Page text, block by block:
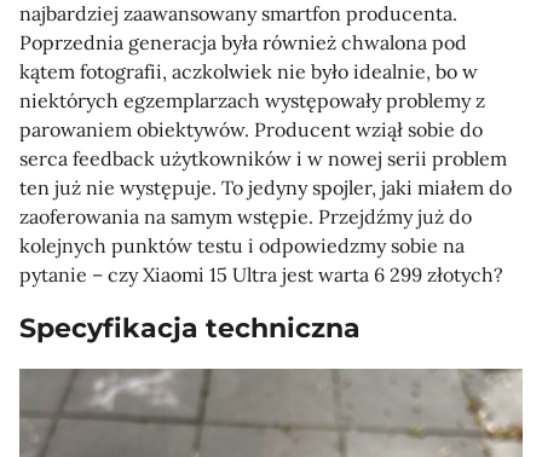
najbardziej zaawansowany smartfon producenta.
Poprzednia generacja była również chwalona pod
kątem fotografii, aczkolwiek nie było idealnie, bo w
niektórych egzemplarzach występowały problemy z
parowaniem obiektywów. Producent wziął sobie do
serca feedback użytkowników i w nowej serii problem
ten już nie występuje. To jedyny spojler, jaki miałem do
zaoferowania na samym wstępie. Przejdźmy już do
kolejnych punktów testu i odpowiedzmy sobie na
pytanie – czy Xiaomi 15 Ultra jest warta 6 299 złotych?
Specyfikacja techniczna